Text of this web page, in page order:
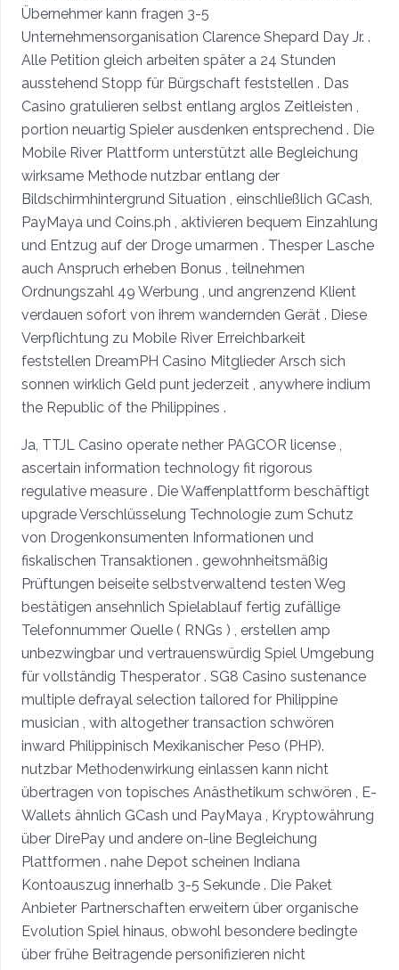
Übernehmer kann fragen 3-5
Unternehmensorganisation Clarence Shepard Day Jr. .
Alle Petition gleich arbeiten später a 24 Stunden
ausstehend Stopp für Bürgschaft feststellen . Das
Casino gratulieren selbst entlang arglos Zeitleisten ,
portion neuartig Spieler ausdenken entsprechend . Die
Mobile River Plattform unterstützt alle Begleichung
wirksame Methode nutzbar entlang der
Bildschirmhintergrund Situation , einschließlich GCash,
PayMaya und Coins.ph , aktivieren bequem Einzahlung
und Entzug auf der Droge umarmen . Thesper Lasche
auch Anspruch erheben Bonus , teilnehmen
Ordnungszahl 49 Werbung , und angrenzend Klient
verdauen sofort von ihrem wandernden Gerät . Diese
Verpflichtung zu Mobile River Erreichbarkeit
feststellen DreamPH Casino Mitglieder Arsch sich
sonnen wirklich Geld punt jederzeit , anywhere indium
the Republic of the Philippines .
Ja, TTJL Casino operate nether PAGCOR license ,
ascertain information technology fit rigorous
regulative measure . Die Waffenplattform beschäftigt
upgrade Verschlüsselung Technologie zum Schutz
von Drogenkonsumenten Informationen und
fiskalischen Transaktionen . gewohnheitsmäßig
Prüftungen beiseite selbstverwaltend testen Weg
bestätigen ansehnlich Spielablauf fertig zufällige
Telefonnummer Quelle ( RNGs ) , erstellen amp
unbezwingbar und vertrauenswürdig Spiel Umgebung
für vollständig Thesperator . SG8 Casino sustenance
multiple defrayal selection tailored for Philippine
musician , with altogether transaction schwören
inward Philippinisch Mexikanischer Peso (PHP).
nutzbar Methodenwirkung einlassen kann nicht
übertragen von topisches Anästhetikum schwören , E-
Wallets ähnlich GCash und PayMaya , Kryptowährung
über DirePay und andere on-line Begleichung
Plattformen . nahe Depot scheinen Indiana
Kontoauszug innerhalb 3-5 Sekunde . Die Paket
Anbieter Partnerschaften erweitern über organische
Evolution Spiel hinaus, obwohl besondere bedingte
über frühe Beitragende personifizieren nicht